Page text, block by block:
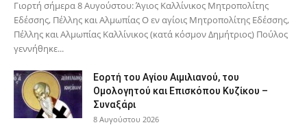
Γιορτή σήμερα 8 Αυγούστου: Άγιος Καλλίνικος Μητροπολίτης
Εδέσσης, Πέλλης και Αλμωπίας Ο εν αγίοις Μητροπολίτης Εδέσσης,
Πέλλης και Αλμωπίας Καλλίνικος (κατά κόσμον Δημήτριος) Πούλος
γεννήθηκε...
Εορτή του Αγίου Αιμιλιανού, του
Ομολογητού και Επισκόπου Κυζίκου –
Συναξάρι
8 Αυγούστου 2026